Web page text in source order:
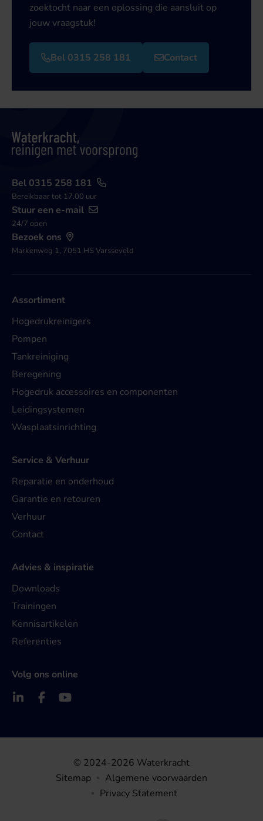
zoektocht naar een oplossing die aansluit op
jouw vraagstuk!
Bel 0315 258 181 Contact
Bel 0315 258 181
Bereikbaar tot 17.00 uur
Stuur een e-mail
24/7 open
Bezoek ons
Markenweg 1, 7051 HS Varsseveld
Assortiment
Hogedrukreinigers
Pompen
Tankreiniging
Beregening
Hogedruk accessoires en componenten
Leidingsystemen
Wasplaatsinrichting
Service & Verhuur
Reparatie en onderhoud
Garantie en retouren
Verhuur
Contact
Advies & inspiratie
Downloads
Trainingen
Kennisartikelen
Referenties
Volg ons online
© 2024-2026 Waterkracht
Sitemap
Algemene voorwaarden
Privacy Statement